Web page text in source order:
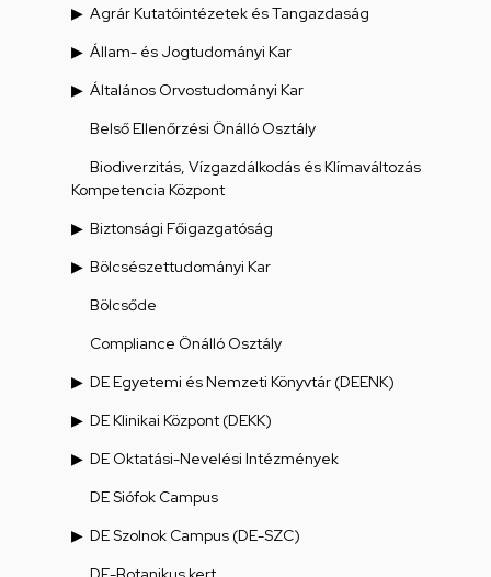
Agrár Kutatóintézetek és Tangazdaság
Állam- és Jogtudományi Kar
Általános Orvostudományi Kar
Belső Ellenőrzési Önálló Osztály
Biodiverzitás, Vízgazdálkodás és Klímaváltozás
Kompetencia Központ
Biztonsági Főigazgatóság
Bölcsészettudományi Kar
Bölcsőde
Compliance Önálló Osztály
DE Egyetemi és Nemzeti Könyvtár (DEENK)
DE Klinikai Központ (DEKK)
DE Oktatási-Nevelési Intézmények
DE Siófok Campus
DE Szolnok Campus (DE-SZC)